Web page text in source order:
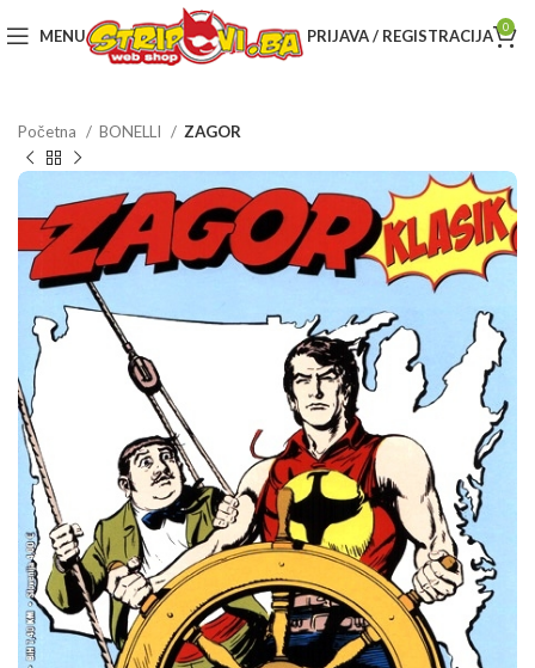
MENU PRIJAVA / REGISTRACIJA 0
Početna BONELLI ZAGOR